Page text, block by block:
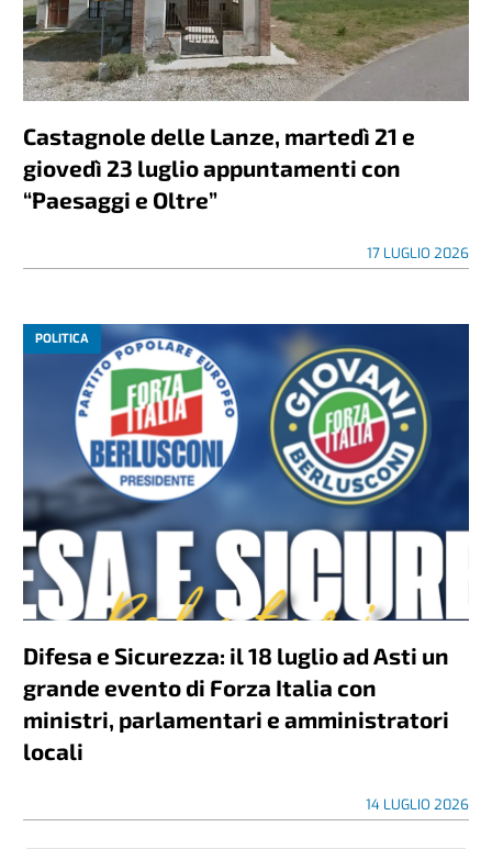
Castagnole delle Lanze, martedì 21 e
giovedì 23 luglio appuntamenti con
“Paesaggi e Oltre”
17 LUGLIO 2026
POLITICA
Difesa e Sicurezza: il 18 luglio ad Asti un
grande evento di Forza Italia con
ministri, parlamentari e amministratori
locali
14 LUGLIO 2026